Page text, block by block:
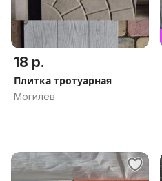
18 р.
Плитка тротуарная
Могилев